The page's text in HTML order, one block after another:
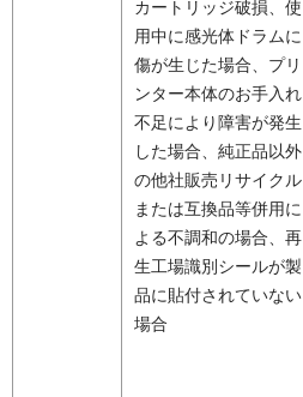
カートリッジ破損、使
用中に感光体ドラムに
傷が生じた場合、プリ
ンター本体のお手入れ
不足により障害が発生
した場合、純正品以外
の他社販売リサイクル
または互換品等併用に
よる不調和の場合、再
生工場識別シールが製
品に貼付されていない
場合